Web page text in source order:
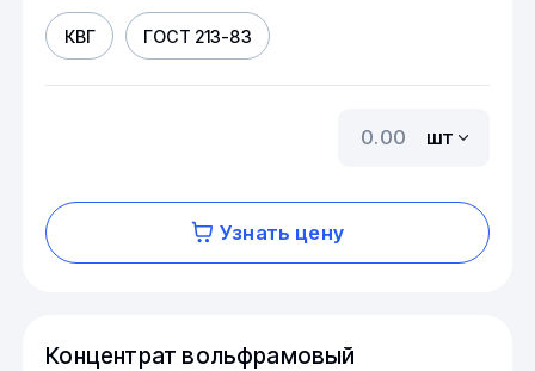
КВГ ГОСТ 213-83
шт
Узнать цену
Концентрат вольфрамовый